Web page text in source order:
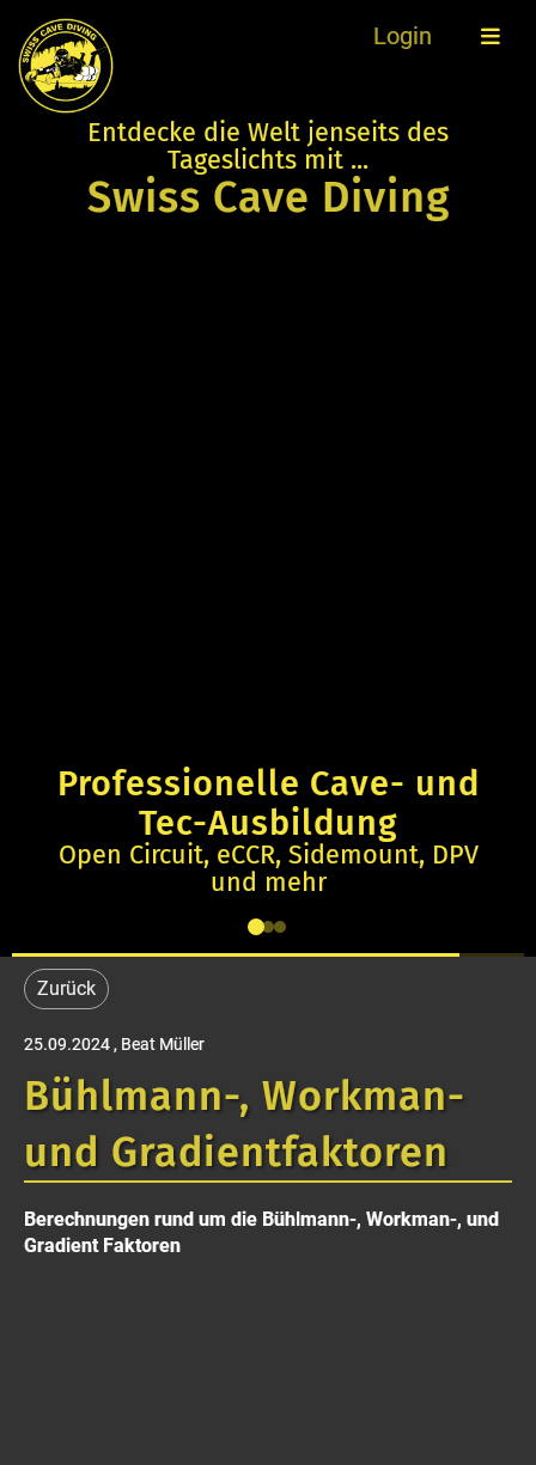
Login
Entdecke die Welt jenseits des
Tageslichts mit ...
Swiss Cave Diving
Professionelle Cave- und
Tec-Ausbildung
Open Circuit, eCCR, Sidemount, DPV
und mehr
Zurück
25.09.2024, Beat Müller
Bühlmann-, Workman-
und Gradientfaktoren
Berechnungen rund um die Bühlmann-, Workman-, und
Gradient Faktoren